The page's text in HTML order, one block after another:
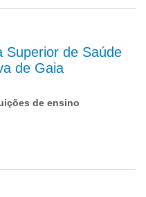
Superior de Saúde
de Gaia
de ensino